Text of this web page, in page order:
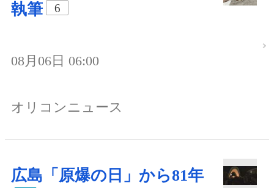
執筆
6
08月06日 06:00
オリコンニュース
広島「原爆の日」から81年